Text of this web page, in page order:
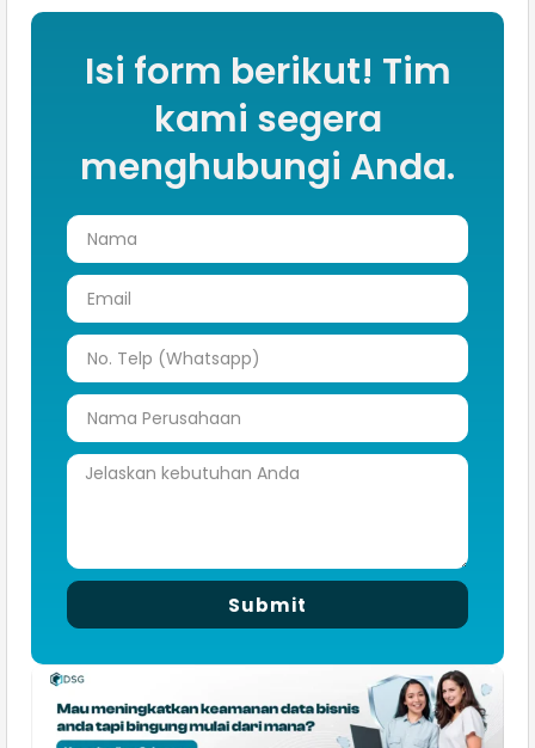
Isi form berikut! Tim
kami segera
menghubungi Anda.
Submit